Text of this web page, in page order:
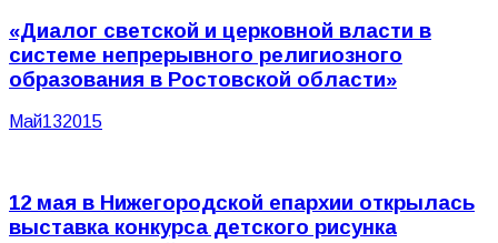
«Диалог светской и церковной власти в
системе непрерывного религиозного
образования в Ростовской области»
Май132015
12 мая в Нижегородской епархии открылась
выставка конкурса детского рисунка